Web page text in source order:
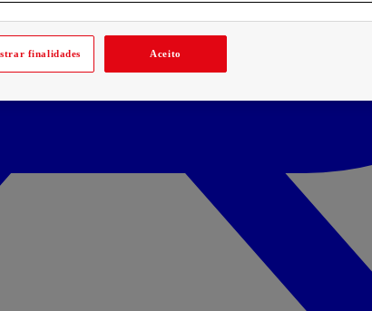
finalidades Aceito